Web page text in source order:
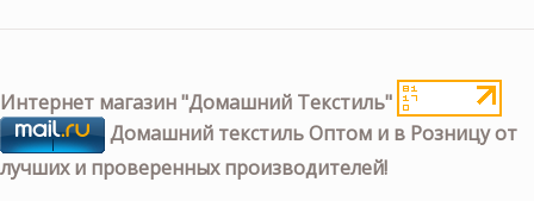
Интернет магазин "Домашний Текстиль"
Домашний текстиль Оптом и в Розницу от
лучших и проверенных производителей!